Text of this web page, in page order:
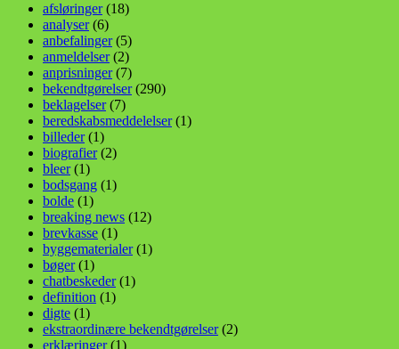
afsløringer(18)
analyser(6)
anbefalinger(5)
anmeldelser(2)
anprisninger(7)
bekendtgørelser(290)
beklagelser(7)
beredskabsmeddelelser(1)
billeder(1)
biografier(2)
bleer(1)
bodsgang (1)
bolde (1)
breaking news (12)
brevkasse (1)
byggematerialer(1)
bøger(1)
chatbeskeder(1)
definition (1)
digte (1)
ekstraordinære bekendtgørelser(2)
erklæringer(1)